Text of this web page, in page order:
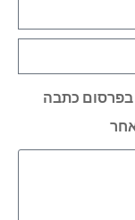
בפרסום כתבה